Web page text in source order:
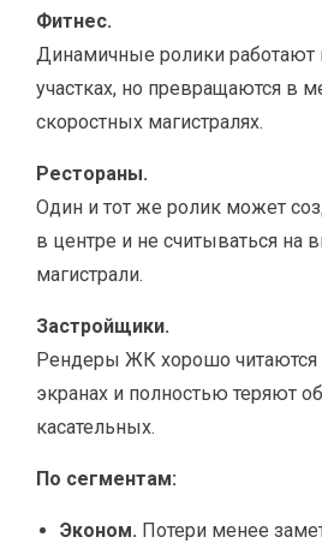
Фитнес.
Динамичные ролики
участках, но превращаются в
скоростных магистралях.
Рестораны.
Один и тот же ролик может
в центре и не считываться на
магистрали.
Застройщики.
Рендеры ЖК хорошо читаются
экранах и полностью теряют
касательных.
По сегментам:
Эконом. Потери менее